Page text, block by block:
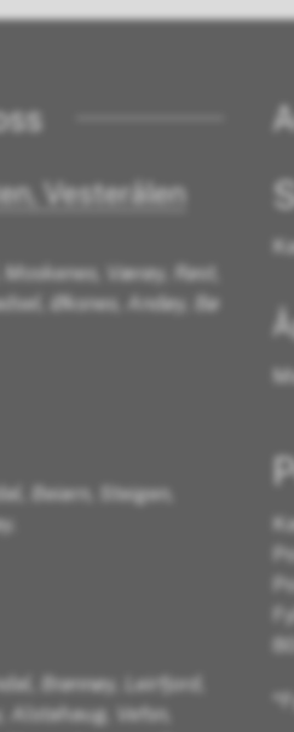
Vesterålen
Værøy, Røst,
Øksnes, Andøy, Bø
Beiarn, Steigen,
Brønnøy, Leirfjord,
Alstahaug, Vefsn,